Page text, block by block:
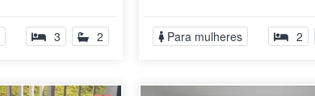
3 2 Para mulheres 2